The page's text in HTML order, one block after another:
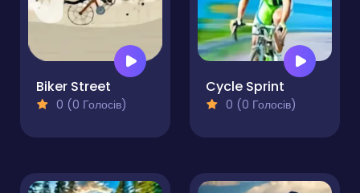
Biker Street
0 (0 Голосів)
Cycle Sprint
0 (0 Голосів)